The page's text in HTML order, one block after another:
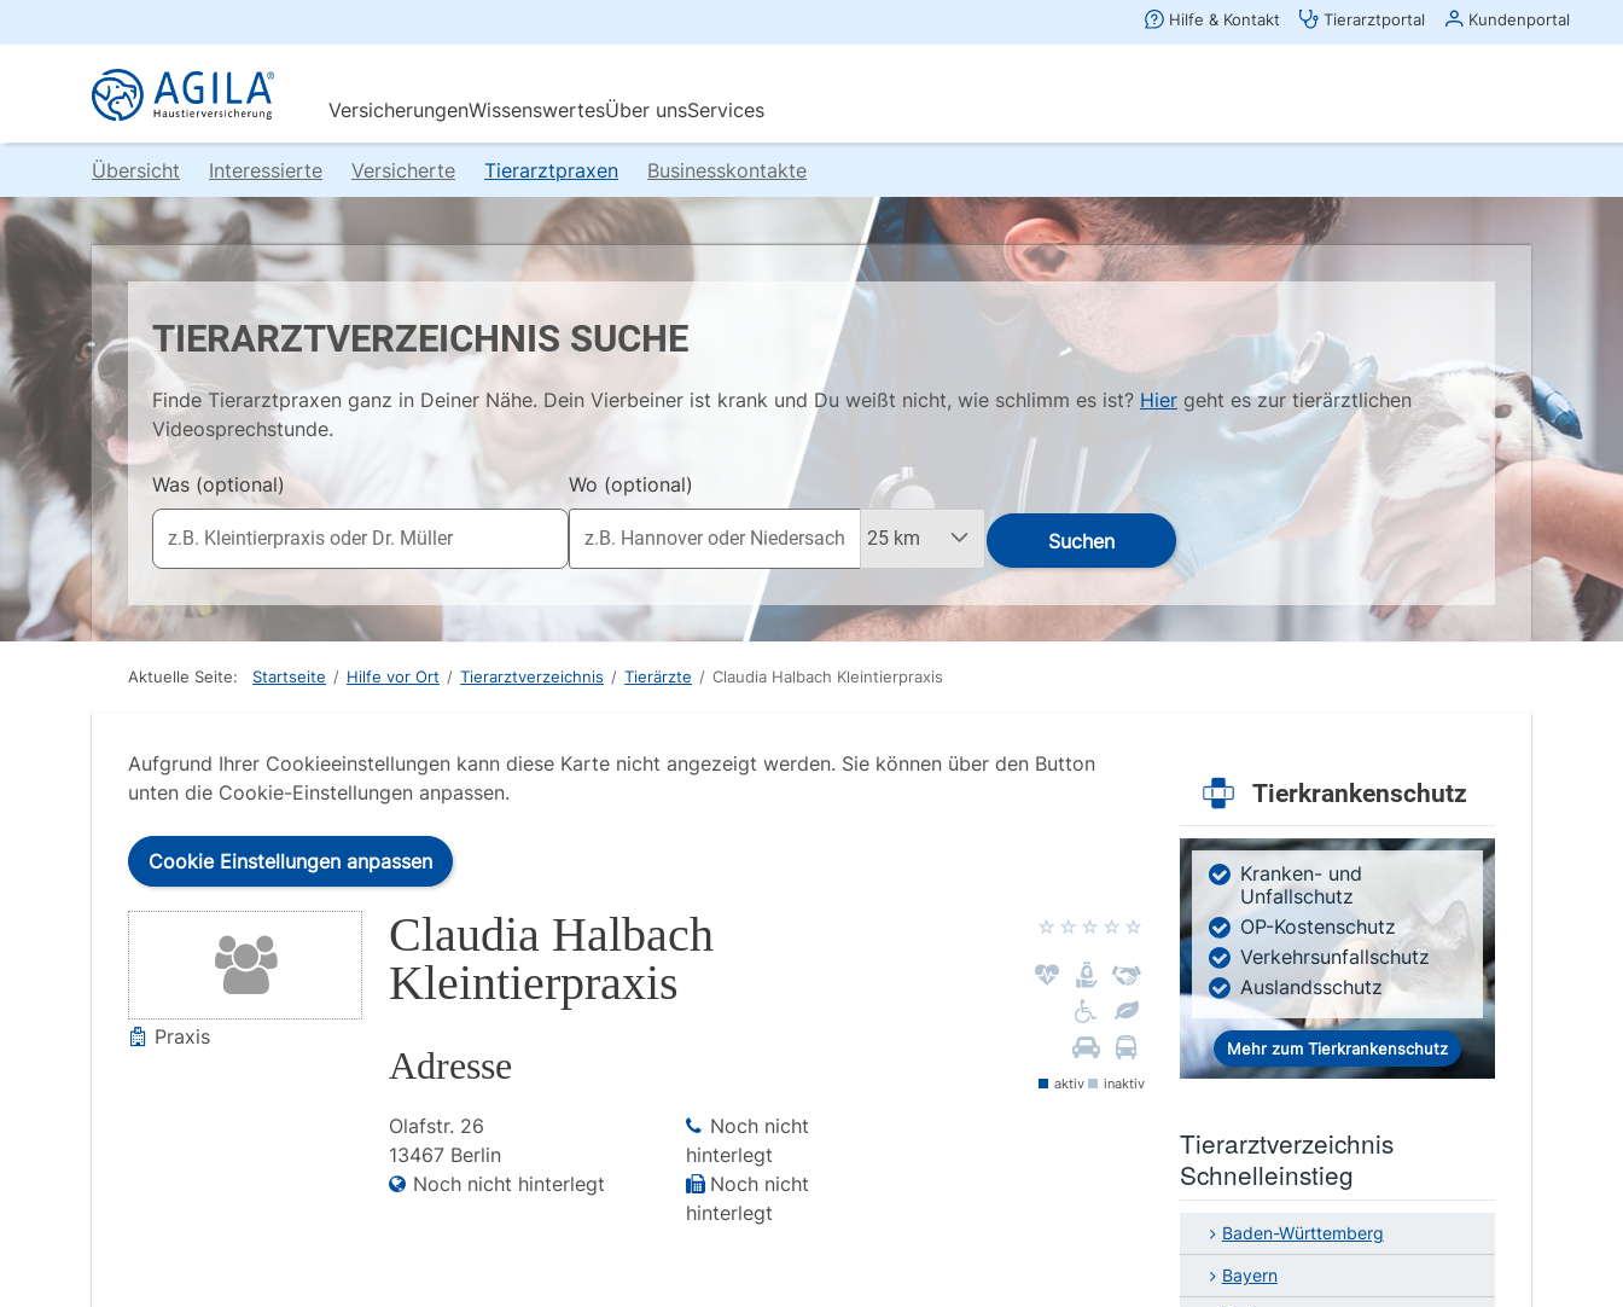
Übersicht Interessierte Versicherte Tierarztpraxen Businesskontakte
TIERARZTVERZEICHNIS SUCHE
Finde Tierarztpraxen ganz in Deiner Nähe. Dein Vierbeiner ist krank und Du weißt nicht, wie schlimm es ist? Hier geht es zur tierärztlichen
Videosprechstunde.
Was (optional) Wo (optional)
Suchen
Aktuelle Seite: Startseite / Hilfe vor Ort / Tierarztverzeichnis / Tierärzte / Claudia Halbach Kleintierpraxis
Aufgrund Ihrer Cookieeinstellungen kann diese Karte nicht angezeigt werden. Sie können über den Button
unten die Cookie-Einstellungen anpassen.
Cookie Einstellungen anpassen
Praxis
Claudia Halbach
Kleintierpraxis
Adresse
Olafstr. 26
13467 Berlin
Noch nicht hinterlegt
Noch nicht
hinterlegt
Noch nicht
hinterlegt
aktiv inaktiv
Tierkrankenschutz
Kranken- und
Unfallschutz
OP-Kostenschutz
Verkehrsunfallschutz
Auslandsschutz
Mehr zum Tierkrankenschutz
Tierarztverzeichnis
Schnelleinstieg
Baden-Württemberg
Bayern